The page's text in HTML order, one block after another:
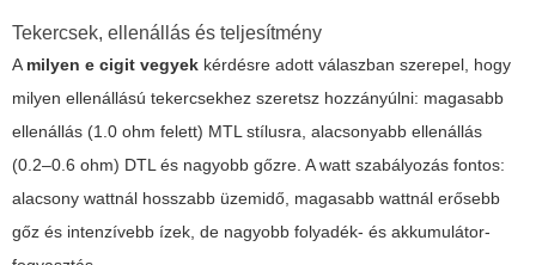
Tekercsek, ellenállás és teljesítmény
Amilyen e cigit vegyek kérdésre adott válaszban szerepel, hogy
milyen ellenállású tekercsekhez szeretsz hozzányúlni: magasabb
ellenállás (1.0 ohm felett) MTL stílusra, alacsonyabb ellenállás
(0.2–0.6 ohm) DTL és nagyobb gőzre. A watt szabályozás fontos:
alacsony wattnál hosszabb üzemidő, magasabb wattnál erősebb
gőz és intenzívebb ízek, de nagyobb folyadék- és akkumulátor-